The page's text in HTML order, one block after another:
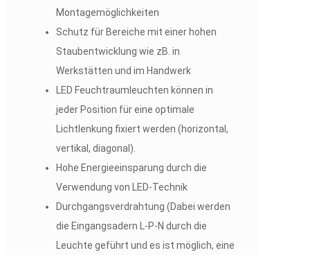
Montagemöglichkeiten
Schutz für Bereiche mit einer hohen
Staubentwicklung wie zB. in
Werkstätten und im Handwerk
LED Feuchtraumleuchten können in
jeder Position für eine optimale
Lichtlenkung fixiert werden (horizontal,
vertikal, diagonal).
Hohe Energieeinsparung durch die
Verwendung von LED-Technik
Durchgangsverdrahtung (Dabei werden
die Eingangsadern L-P-N durch die
Leuchte geführt und es ist möglich, eine